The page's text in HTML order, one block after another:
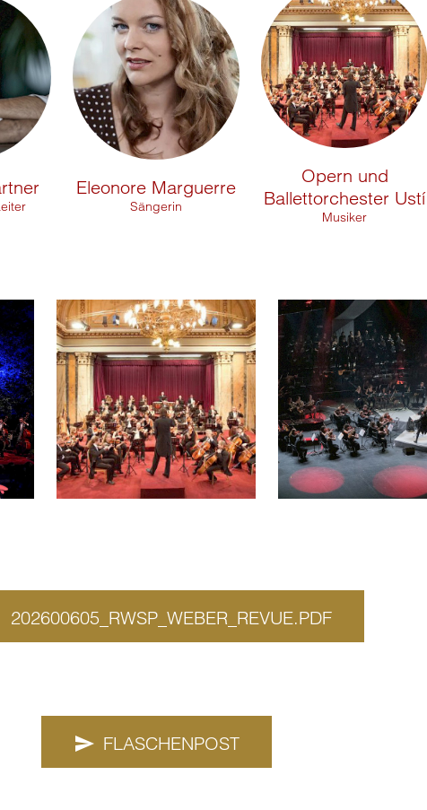
Eleonore Marguerre
Sängerin
Opern und
Ballettorchester Ustí
Musiker
202600605_RWSP_WEBER_REVUE.PDF
FLASCHENPOST